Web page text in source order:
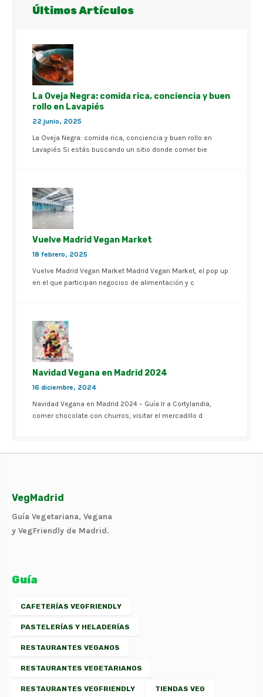
Últimos Artículos
La Oveja Negra: comida rica, conciencia y buen
rollo en Lavapiés
22 junio, 2025
La Oveja Negra: comida rica, conciencia y buen rollo en
Lavapiés Si estás buscando un sitio donde comer bie
Vuelve Madrid Vegan Market
18 febrero, 2025
Vuelve Madrid Vegan Market Madrid Vegan Market, el pop up
en el que participan negocios de alimentación y c
Navidad Vegana en Madrid 2024
16 diciembre, 2024
Navidad Vegana en Madrid 2024 – Guía Ir a Cortylandia,
comer chocolate con churros, visitar el mercadillo d
VegMadrid
Guía Vegetariana, Vegana
y VegFriendly de Madrid.
Guía
CAFETERÍAS VEGFRIENDLY
PASTELERÍAS Y HELADERÍAS
RESTAURANTES VEGANOS
RESTAURANTES VEGETARIANOS
RESTAURANTES VEGFRIENDLY TIENDAS VEG